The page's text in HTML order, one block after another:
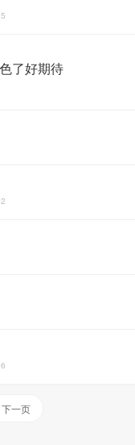
了好期待
下一页